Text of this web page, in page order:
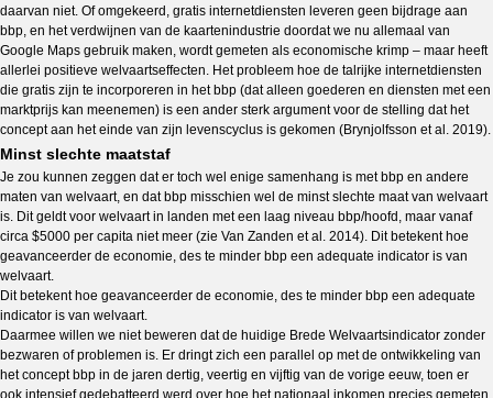
daarvan niet. Of omgekeerd, gratis internetdiensten leveren geen bijdrage aan
bbp, en het verdwijnen van de kaartenindustrie doordat we nu allemaal van
Google Maps gebruik maken, wordt gemeten als economische krimp – maar heeft
allerlei positieve welvaartseffecten. Het probleem hoe de talrijke internetdiensten
die gratis zijn te incorporeren in het bbp (dat alleen goederen en diensten met een
marktprijs kan meenemen) is een ander sterk argument voor de stelling dat het
concept aan het einde van zijn levenscyclus is gekomen (Brynjolfsson et al. 2019).
Minst slechte maatstaf
Je zou kunnen zeggen dat er toch wel enige samenhang is met bbp en andere
maten van welvaart, en dat bbp misschien wel de minst slechte maat van welvaart
is. Dit geldt voor welvaart in landen met een laag niveau bbp/hoofd, maar vanaf
circa $5000 per capita niet meer (zie Van Zanden et al. 2014). Dit betekent hoe
geavanceerder de economie, des te minder bbp een adequate indicator is van
welvaart.
Dit betekent hoe geavanceerder de economie, des te minder bbp een adequate
indicator is van welvaart.
Daarmee willen we niet beweren dat de huidige Brede Welvaartsindicator zonder
bezwaren of problemen is. Er dringt zich een parallel op met de ontwikkeling van
het concept bbp in de jaren dertig, veertig en vijftig van de vorige eeuw, toen er
ook intensief gedebatteerd werd over hoe het nationaal inkomen precies gemeten